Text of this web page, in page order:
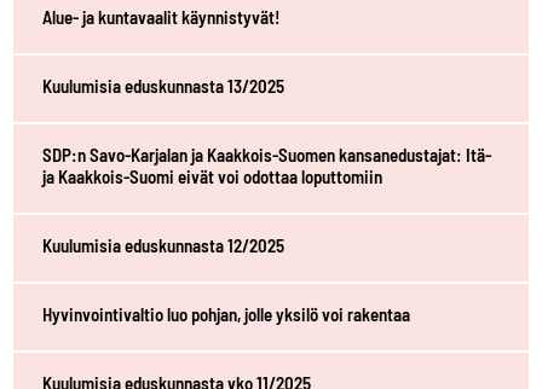
Alue- ja kuntavaalit käynnistyvät!
Kuulumisia eduskunnasta 13/2025
SDP:n Savo-Karjalan ja Kaakkois-Suomen kansanedustajat: Itä-
ja Kaakkois-Suomi eivät voi odottaa loputtomiin
Kuulumisia eduskunnasta 12/2025
Hyvinvointivaltio luo pohjan, jolle yksilö voi rakentaa
Kuulumisia eduskunnasta vko 11/2025